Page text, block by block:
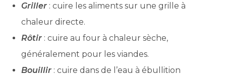
Griller : cuire les aliments sur une grille à
chaleur directe.
Rôtir : cuire au four à chaleur sèche,
généralement pour les viandes.
Bouillir : cuire dans de l’eau à ébullition